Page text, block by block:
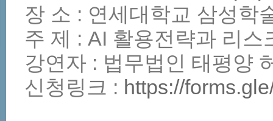
장 소 : 연세대학교 삼성학
주 제 : AI 활용전략과 리스
강연자 : 법무법인 태평양
신청링크 : https://